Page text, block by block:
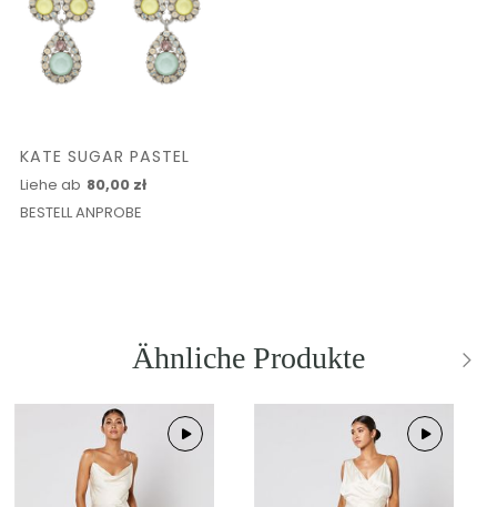
KATE SUGAR PASTEL
Liehe ab 80,00 zł
BESTELL ANPROBE
Ähnliche Produkte